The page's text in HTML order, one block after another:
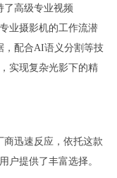
了高级专业视频
业摄影机的工作流潜
，配合AI语义分割等技
实现复杂光影下的精
商迅速反应，依托这款
户提供了丰富选择。